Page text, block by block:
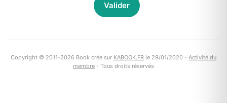
Valider
Copyright © 2011-2026 Book crée sur KABOOK.FR le 29/01/2020 - Activité du
membre - Tous droits réservés